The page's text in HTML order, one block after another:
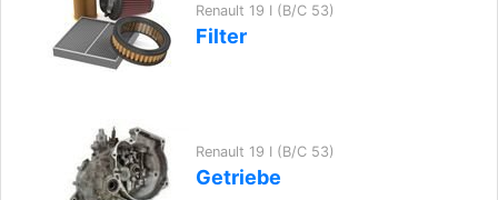
Renault 19 I (B/C 53)
Filter
Renault 19 I (B/C 53)
Getriebe